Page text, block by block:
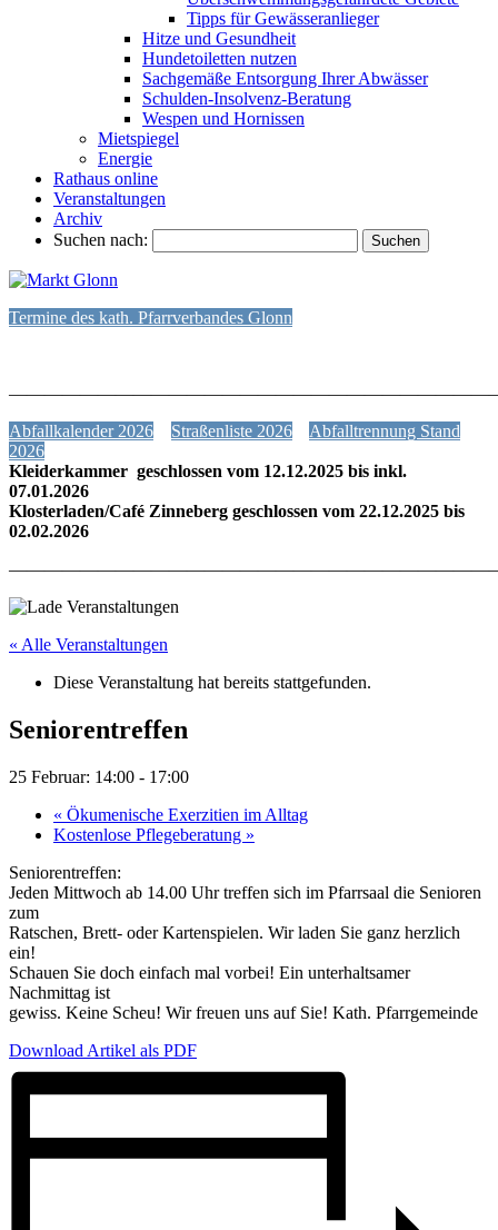
Tipps für Gewässeranlieger
Hitze und Gesundheit
Hundetoiletten nutzen
Sachgemäße Entsorgung Ihrer Abwässer
Schulden-Insolvenz-Beratung
Wespen und Hornissen
Mietspiegel
Energie
Rathaus online
Veranstaltungen
Archiv
Suchen nach:
Termine des kath. Pfarrverbandes Glonn
Abfallkalender 2026
Straßenliste 2026
Abfalltrennung Stand
2026
Kleiderkammer geschlossen vom 12.12.2025 bis inkl.
07.01.2026
Klosterladen/Café Zinneberg geschlossen vom 22.12.2025 bis
02.02.2026
« Alle Veranstaltungen
Diese Veranstaltung hat bereits stattgefunden.
Seniorentreffen
25 Februar: 14:00 - 17:00
« Ökumenische Exerzitien im Alltag
Kostenlose Pflegeberatung »
Seniorentreffen:
Jeden Mittwoch ab 14.00 Uhr treffen sich im Pfarrsaal die Senioren
zum
Ratschen, Brett- oder Kartenspielen. Wir laden Sie ganz herzlich
ein!
Schauen Sie doch einfach mal vorbei! Ein unterhaltsamer
Nachmittag ist
gewiss. Keine Scheu! Wir freuen uns auf Sie! Kath. Pfarrgemeinde
Download Artikel als PDF